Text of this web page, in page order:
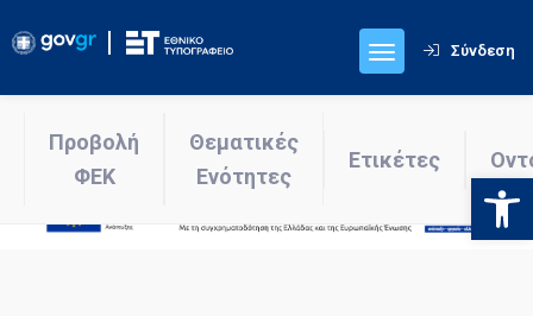
Σύνδεση
Προβολή
ΦΕΚ
Θεματικές
Ενότητες
Ετικέτες